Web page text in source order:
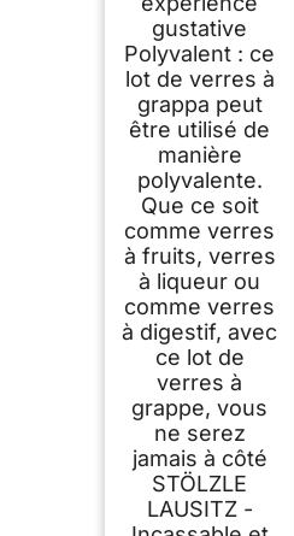
gustative
Polyvalent : ce
lot de verres à
grappa peut
être utilisé de
manière
polyvalente.
Que ce soit
comme verres
à fruits, verres
à liqueur ou
comme verres
à digestif, avec
ce lot de
verres à
grappe, vous
ne serez
jamais à côté
STÖLZLE
LAUSITZ -